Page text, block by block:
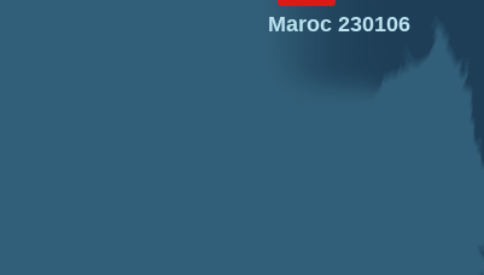
Maroc 230106